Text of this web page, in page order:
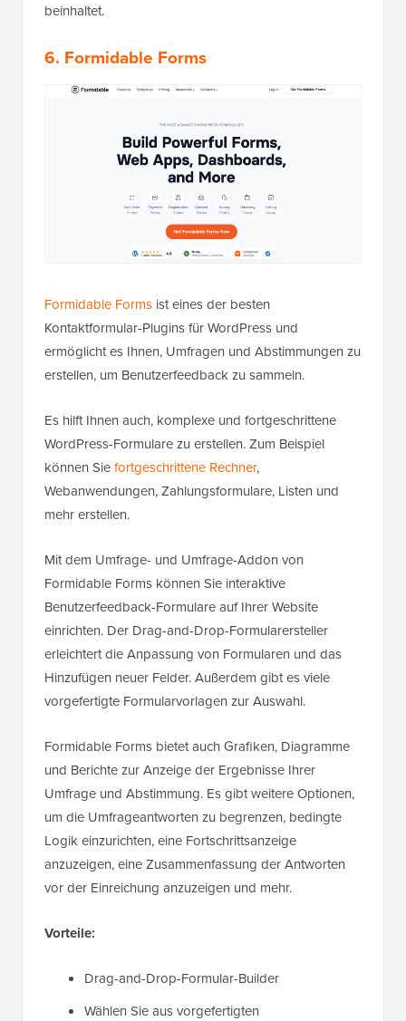
beinhaltet.
6. Formidable Forms
Formidable Forms ist eines der besten
Kontaktformular-Plugins für WordPress und
ermöglicht es Ihnen, Umfragen und Abstimmungen zu
erstellen, um Benutzerfeedback zu sammeln.
Es hilft Ihnen auch, komplexe und fortgeschrittene
WordPress-Formulare zu erstellen. Zum Beispiel
können Siefortgeschrittene Rechner,
Webanwendungen, Zahlungsformulare, Listen und
mehr erstellen.
Mit dem Umfrage- und Umfrage-Addon von
Formidable Forms können Sie interaktive
Benutzerfeedback-Formulare auf Ihrer Website
einrichten. Der Drag-and-Drop-Formularersteller
erleichtert die Anpassung von Formularen und das
Hinzufügen neuer Felder. Außerdem gibt es viele
vorgefertigte Formularvorlagen zur Auswahl.
Formidable Forms bietet auch Grafiken, Diagramme
und Berichte zur Anzeige der Ergebnisse Ihrer
Umfrage und Abstimmung. Es gibt weitere Optionen,
um die Umfrageantworten zu begrenzen, bedingte
Logik einzurichten, eine Fortschrittsanzeige
anzuzeigen, eine Zusammenfassung der Antworten
vor der Einreichung anzuzeigen und mehr.
Vorteile:
Drag-and-Drop-Formular-Builder
Wählen Sie aus vorgefertigten